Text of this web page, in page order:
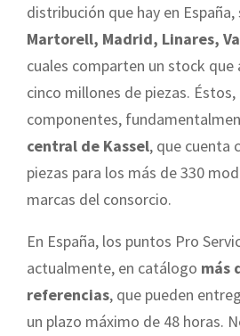
distribución que hay en
Martorell, Madrid, Linares,
cuales comparten un stock que
cinco millones de piezas. Éstos,
componentes,
central de Kassel, que cuenta
piezas para los más de 330
marcas del consorcio.
En España, los puntos Pro
actualmente, en catálogo más
referencias, que pueden
un plazo máximo de 48 horas.